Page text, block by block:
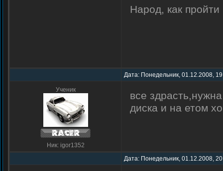
Народ, как
Дата: Понедельник, 01.12.2008,
Ученик
Ник: igor1352
все
диска и на етом
Дата: Понедельник, 01.12.2008,